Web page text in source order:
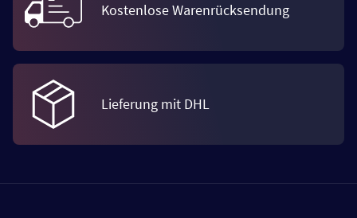
Kostenlose Warenrücksendung
Lieferung mit DHL